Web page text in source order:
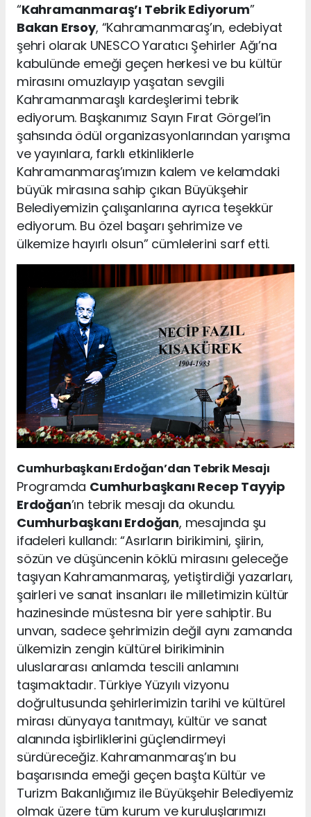
“Kahramanmaraş’ı Tebrik Ediyorum”
Bakan Ersoy, “Kahramanmaraş’ın, edebiyat
şehri olarak UNESCO Yaratıcı Şehirler Ağı’na
kabulünde emeği geçen herkesi ve bu kültür
mirasını omuzlayıp yaşatan sevgili
Kahramanmaraşlı kardeşlerimi tebrik
ediyorum. Başkanımız Sayın Fırat Görgel’in
şahsında ödül organizasyonlarından yarışma
ve yayınlara, farklı etkinliklerle
Kahramanmaraş’ımızın kalem ve kelamdaki
büyük mirasına sahip çıkan Büyükşehir
Belediyemizin çalışanlarına ayrıca teşekkür
ediyorum. Bu özel başarı şehrimize ve
ülkemize hayırlı olsun” cümlelerini sarf etti.
Cumhurbaşkanı Erdoğan’dan Tebrik Mesajı
Programda Cumhurbaşkanı Recep Tayyip
Erdoğan’ın tebrik mesajı da okundu.
Cumhurbaşkanı Erdoğan, mesajında şu
ifadeleri kullandı: “Asırların birikimini, şiirin,
sözün ve düşüncenin köklü mirasını geleceğe
taşıyan Kahramanmaraş, yetiştirdiği yazarları,
şairleri ve sanat insanları ile milletimizin kültür
hazinesinde müstesna bir yere sahiptir. Bu
unvan, sadece şehrimizin değil aynı zamanda
ülkemizin zengin kültürel birikiminin
uluslararası anlamda tescili anlamını
taşımaktadır. Türkiye Yüzyılı vizyonu
doğrultusunda şehirlerimizin tarihi ve kültürel
mirası dünyaya tanıtmayı, kültür ve sanat
alanında işbirliklerini güçlendirmeyi
sürdüreceğiz. Kahramanmaraş’ın bu
başarısında emeği geçen başta Kültür ve
Turizm Bakanlığımız ile Büyükşehir Belediyemiz
olmak üzere tüm kurum ve kuruluşlarımızı